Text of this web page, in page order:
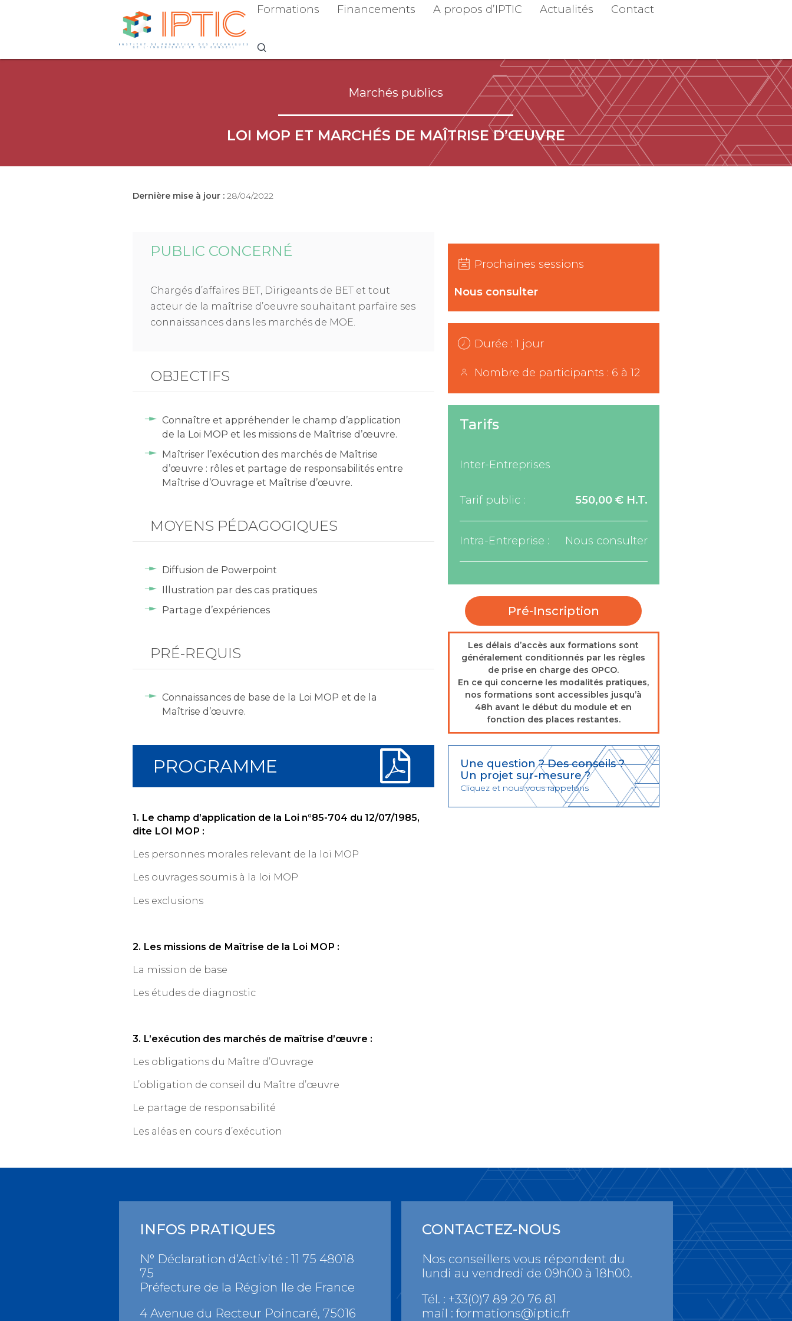
Formations Financements A propos d’IPTIC Actualités Contact
Marchés publics
LOI MOP ET MARCHÉS DE MAÎTRISE D’ŒUVRE
Dernière mise à jour :28/04/2022
PUBLIC CONCERNÉ
Chargés d’affaires BET, Dirigeants de BET et tout
acteur de la maîtrise d’oeuvre souhaitant parfaire ses
connaissances dans les marchés de MOE.
OBJECTIFS
Connaître et appréhender le champ d’application
de la Loi MOP et les missions de Maîtrise d’œuvre.
Maîtriser l’exécution des marchés de Maîtrise
d’œuvre : rôles et partage de responsabilités entre
Maîtrise d’Ouvrage et Maîtrise d’œuvre.
MOYENS PÉDAGOGIQUES
Diffusion de Powerpoint
Illustration par des cas pratiques
Partage d’expériences
PRÉ-REQUIS
Connaissances de base de la Loi MOP et de la
Maîtrise d’œuvre.
PROGRAMME
1. Le champ d’application de la Loi n°85-704 du 12/07/1985,
dite LOI MOP :
Les personnes morales relevant de la loi MOP
Les ouvrages soumis à la loi MOP
Les exclusions
2. Les missions de Maîtrise de la Loi MOP :
La mission de base
Les études de diagnostic
3. L’exécution des marchés de maîtrise d’œuvre :
Les obligations du Maître d’Ouvrage
L’obligation de conseil du Maître d’œuvre
Le partage de responsabilité
Les aléas en cours d’exécution
Prochaines sessions
Nous consulter
Durée : 1 jour
Nombre de participants : 6 à 12
Tarifs
Inter-Entreprises
Tarif public : 550,00 € H.T.
Intra-Entreprise : Nous consulter
Pré-Inscription
Les délais d’accès aux formations sont
généralement conditionnés par les règles
de prise en charge des OPCO.
En ce qui concerne les modalités pratiques,
nos formations sont accessibles jusqu’à
48h avant le début du module et en
fonction des places restantes.
Une question ? Des conseils ?
Un projet sur-mesure ?
Cliquez et nous vous rappelons
INFOS PRATIQUES
N° Déclaration d’Activité : 11 75 48018
75
Préfecture de la Région Ile de France
4 Avenue du Recteur Poincaré, 75016
CONTACTEZ-NOUS
Nos conseillers vous répondent du
lundi au vendredi de 09h00 à 18h00.
Tél. : +33(0)7 89 20 76 81
mail :formations@iptic.fr